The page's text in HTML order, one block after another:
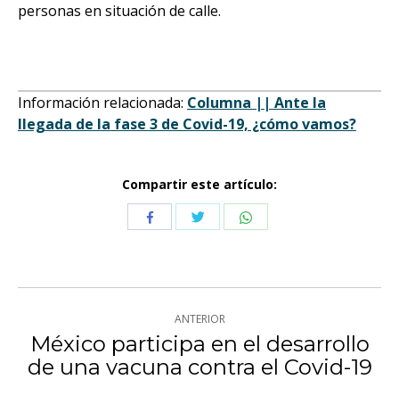
personas en situación de calle.
Información relacionada: Columna || Ante la
llegada de la fase 3 de Covid-19, ¿cómo vamos?
Compartir este artículo:
CompartirCompartirCompartir
Navegación
entre
publicaciones
ANTERIOR
Publicación
anterior:
México participa en el desarrollo
de una vacuna contra el Covid-19